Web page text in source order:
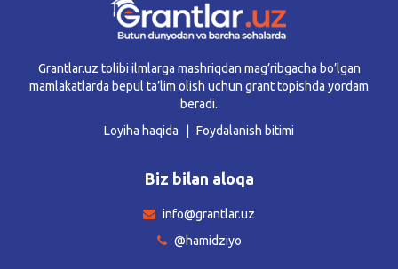
Grantlar.uz tolibi ilmlarga mashriqdan mag’ribgacha bo’lgan
mamlakatlarda bepul ta’lim olish uchun grant topishda yordam
beradi.
Loyiha haqida
Foydalanish bitimi
Biz bilan aloqa
info@grantlar.uz
@hamidziyo